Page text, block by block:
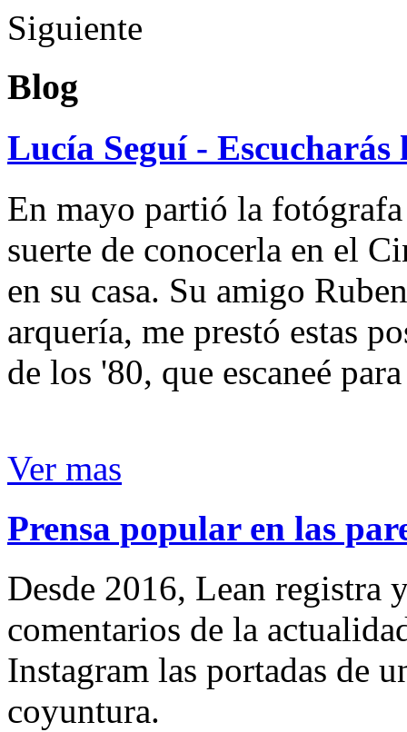
Siguiente
Blog
Lucía Seguí - Escucharás
En mayo partió la
suerte de conocerla en el
en su casa. Su amigo
arquería, me prestó estas
de los '80, que escaneé
Ver mas
Prensa popular en las
Desde 2016, Lean registra
comentarios de la
Instagram las portadas de
coyuntura.